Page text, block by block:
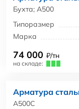
Бухта; А500
Типоразмер
Марка
74 000 ₽/тн
на складе:
Арматура
А500С